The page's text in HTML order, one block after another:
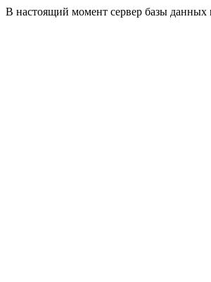
В настоящий момент сервер базы данных